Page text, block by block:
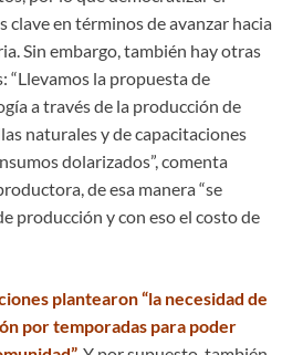
clave en términos de avanzar hacia
Sin embargo, también hay otras
“Llevamos la propuesta de
a través de la producción de
naturales y de capacitaciones
dolarizados”, comenta
de esa manera “se
producción y con eso el costo de
plantearon “la necesidad de
por temporadas para poder